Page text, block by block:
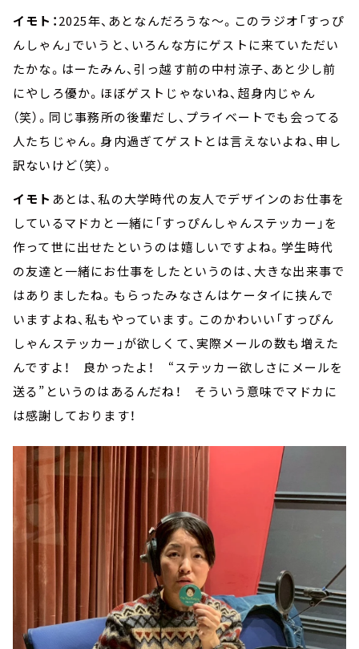
イモト：2025年、あとなんだろうな～。このラジオ「すっぴ
んしゃん」でいうと、いろんな方にゲストに来ていただい
たかな。はーたみん、引っ越す前の中村涼子、あと少し前
にやしろ優か。ほぼゲストじゃないね、超身内じゃん
（笑）。同じ事務所の後輩だし、プライベートでも会ってる
人たちじゃん。身内過ぎてゲストとは言えないよね、申し
訳ないけど（笑）。
イモト あとは、私の大学時代の友人でデザインのお仕事を
しているマドカと一緒に「すっぴんしゃんステッカー」を
作って世に出せたというのは嬉しいですよね。学生時代
の友達と一緒にお仕事をしたというのは、大きな出来事で
はありましたね。もらったみなさんはケータイに挟んで
いますよね、私もやっています。このかわいい「すっぴん
しゃんステッカー」が欲しくて、実際メールの数も増えた
んですよ！ 良かったよ！ “ステッカー欲しさにメールを
送る”というのはあるんだね！ そういう意味でマドカに
は感謝しております！